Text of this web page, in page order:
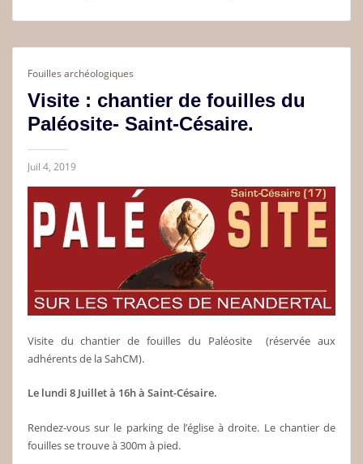
Fouilles archéologiques
Visite : chantier de fouilles du
Paléosite- Saint-Césaire.
Juil 4, 2019
Visite du chantier de fouilles du Paléosite (réservée aux
adhérents de la SahCM).
Le lundi 8 Juillet à 16h à Saint-Césaire.
Rendez-vous sur le parking de l’église à droite. Le chantier de
fouilles se trouve à 300m à pied.